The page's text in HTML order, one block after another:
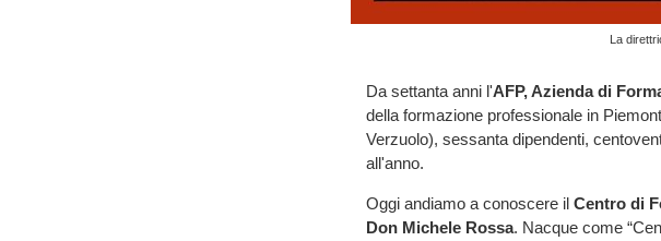
La
Da settanta anni l'AFP, Azienda di
della formazione professionale in
Verzuolo), sessanta dipendenti,
all'anno.
Oggi andiamo a conoscere il Centro di
Don Michele Rossa. Nacque come